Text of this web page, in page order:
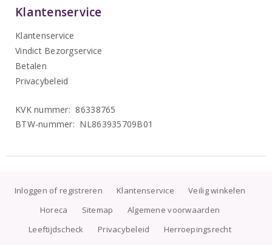
Klantenservice
Klantenservice
Vindict Bezorgservice
Betalen
Privacybeleid
KVK nummer: 86338765
BTW-nummer: NL863935709B01
Inloggen of registreren Klantenservice
Veilig winkelen
Horeca
Sitemap
Algemene voorwaarden
Leeftijdscheck
Privacybeleid Herroepingsrecht